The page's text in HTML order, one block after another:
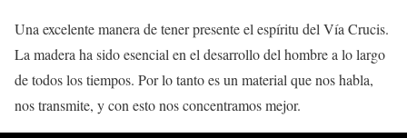
Una excelente manera de tener presente el espíritu del Vía Crucis.
La madera ha sido esencial en el desarrollo del hombre a lo largo
de todos los tiempos. Por lo tanto es un material que nos habla,
nos transmite, y con esto nos concentramos mejor.